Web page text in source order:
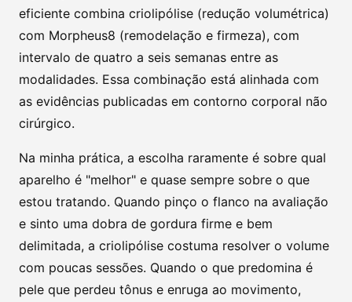
eficiente combina criolipólise (redução volumétrica)
com Morpheus8 (remodelação e firmeza), com
intervalo de quatro a seis semanas entre as
modalidades. Essa combinação está alinhada com
as evidências publicadas em contorno corporal não
cirúrgico.
Na minha prática, a escolha raramente é sobre qual
aparelho é "melhor" e quase sempre sobre o que
estou tratando. Quando pinço o flanco na avaliação
e sinto uma dobra de gordura firme e bem
delimitada, a criolipólise costuma resolver o volume
com poucas sessões. Quando o que predomina é
pele que perdeu tônus e enruga ao movimento,